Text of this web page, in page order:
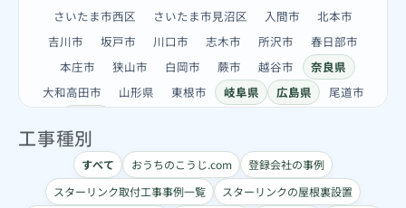
さいたま市西区
さいたま市見沼区 入間市
北本市
吉川市
坂戸市 川口市 志木市 所沢市
春日部市
本庄市
狭山市 白岡市 蕨市 越谷市
奈良県
大和高田市
山形県 東根市 岐阜県 広島県
尾道市
小金井市
練馬区
荒川区 葛飾区 豊島区 足立区
栃木県
佐野市
神奈川県 川崎市多摩区 横須賀市
綾瀬市
工事種別
おうちのこうじ.com
登録会社の事例
スターリンク取付工事事例一覧
スターリンクの屋根裏設置
すべて